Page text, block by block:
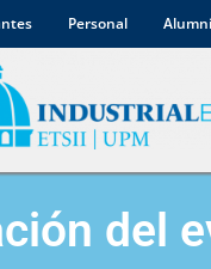
Personal Alumni
del